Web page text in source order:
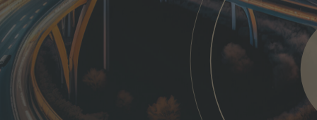
naši će vam se stručnjaci javiti u najkraćem mogućem
roku.
Ime